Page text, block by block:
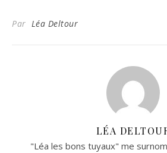
Par Léa Deltour
LÉA
"Léa les bons tuyaux" me